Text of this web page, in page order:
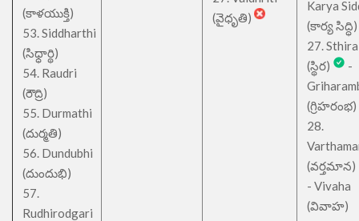
(కాళయుక్తి)
53. Siddharthi
(సిధ్ధార్థి)
54. Raudri
(రౌద్రి)
55. Durmathi
(దుర్మతి)
56. Dundubhi
(దుందుభి)
57.
Rudhirodgari
(వైధృతి)
Karya
(కార్య సిద్ధి)
27. Sthira
(స్థిర)
-
(గ్రిహరంభ)
28.
(వర్తమాన)
- Vivaha
(వివాహ)